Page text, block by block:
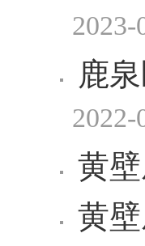
2023-
鹿
2022-
黄
黄